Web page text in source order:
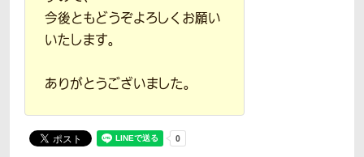
今後ともどうぞよろしくお願い
いたします。
ありがとうございました。